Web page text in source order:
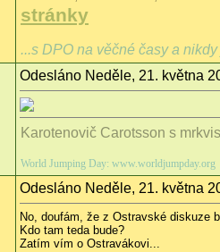
stránky
...s DPO na věčné časy a
Odesláno Neděle, 21. května
Karotenovič Carotsson s
World Jumping Day: www.worldjumpday.org
Odesláno Neděle, 21. května
No, doufám, že z Ostravské diskuze
Kdo tam teda bude?
Zatím vím o Ostravákovi...